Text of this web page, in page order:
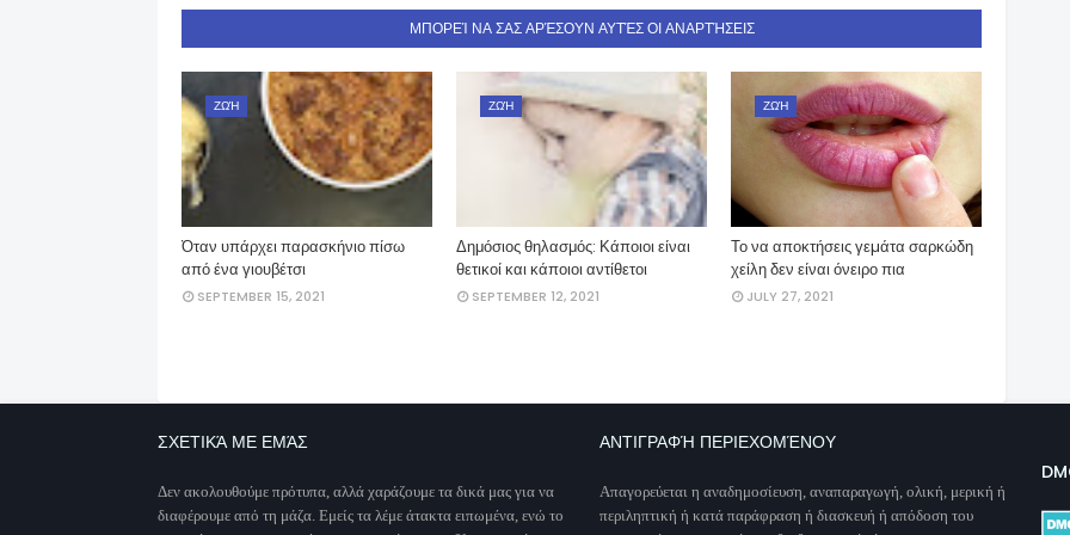
ΜΠΟΡΕΊ ΝΑ ΣΑΣ ΑΡΈΣΟΥΝ ΑΥΤΈΣ ΟΙ ΑΝΑΡΤΉΣΕΙΣ
ΖΩΉ
Όταν υπάρχει παρασκήνιο πίσω
από ένα γιουβέτσι
SEPTEMBER 15, 2021
ΖΩΉ
Δημόσιος θηλασμός: Κάποιοι είναι
θετικοί και κάποιοι αντίθετοι
SEPTEMBER 12, 2021
ΖΩΉ
Το να αποκτήσεις γεµάτα σαρκώδη
χείλη δεν είναι όνειρο πια
JULY 27, 2021
ΣΧΕΤΙΚΆ ΜΕ ΕΜΆΣ
Δεν ακολουθούμε πρότυπα, αλλά χαράζουμε τα δικά μας για να
διαφέρουμε από τη μάζα. Εμείς τα λέμε άτακτα ειπωμένα, ενώ το
ΑΝΤΙΓΡΑΦΉ ΠΕΡΙΕΧΟΜΈΝΟΥ
Απαγορεύεται η αναδημοσίευση, αναπαραγωγή, ολική, μερική ή
περιληπτική ή κατά παράφραση ή διασκευή ή απόδοση του